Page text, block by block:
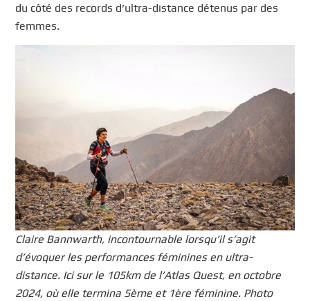
du côté des records d’ultra-distance détenus par des
femmes.
Claire Bannwarth, incontournable lorsqu’il s’agit
d’évoquer les performances féminines en ultra-
distance. Ici sur le 105km de l’Atlas Quest, en octobre
2024, où elle termina 5ème et 1ère féminine. Photo